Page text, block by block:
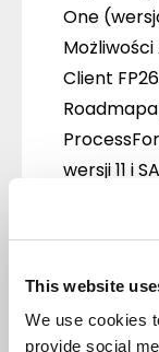
This website
We use cookies
provide social
One
Możliwości
Client
wersji 11 i
którą sami
To
obraz